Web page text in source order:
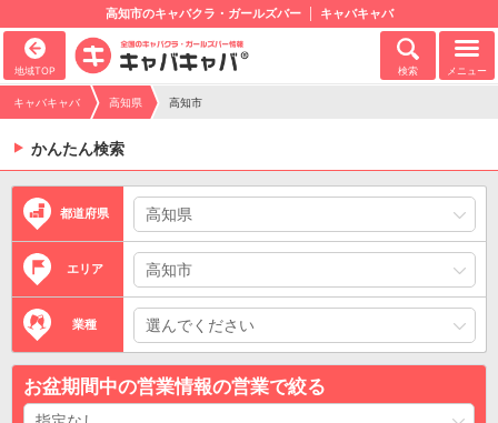
高知市のキャバクラ・ガールズバー キャバキャバ
地域TOP 検索 メニュー
キャバキャバ 高知県 高知市
かんたん検索
都道府県
エリア
業種
お盆期間中の営業情報の営業で絞る